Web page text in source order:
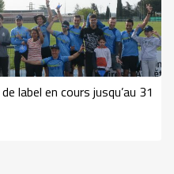
label en cours jusqu’au 31